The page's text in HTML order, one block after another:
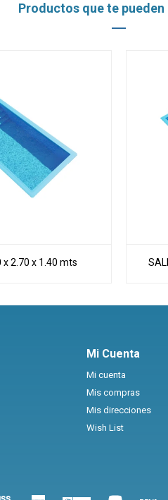
Productos que te
x 2.70 x 1.40 mts
Mi Cuenta
Mi cuenta
Mis compras
Mis direcciones
Wish List